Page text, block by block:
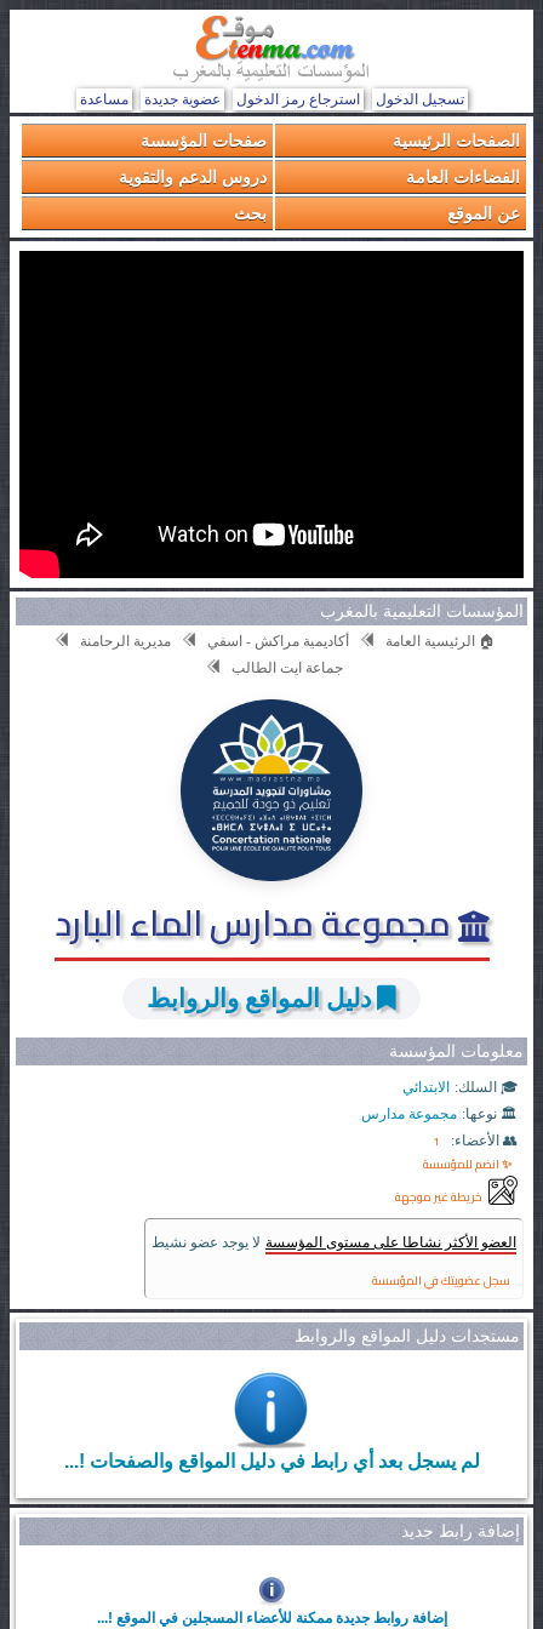
تسجيل الدخول استرجاع رمز الدخول عضوية جديدة مساعدة
الصفحات الرئيسية
صفحات المؤسسة
الفضاءات العامة
دروس الدعم والتقوية
عن الموقع
بحث
المؤسسات التعليمية بالمغرب
🏠 الرئيسية العامة أكاديمية مراكش - اسفي
مديرية الرحامنة
جماعة ايت الطالب
مجموعة مدارس الماء البارد
دليل المواقع والروابط
معلومات المؤسسة
🎓 السلك: الابتدائي
🏛️ نوعها: مجموعة مدارس
👥 الأعضاء:
1
✨ انضم للمؤسسة
خريطة غير موجهة
العضو الأكثر نشاطا على مستوى المؤسسة لا يوجد عضو نشيط
سجل عضويتك في المؤسسة
مستجدات دليل المواقع والروابط
لم يسجل بعد أي رابط في دليل المواقع والصفحات !...
إضافة رابط جديد
إضافة روابط جديدة ممكنة للأعضاء المسجلين في الموقع !...